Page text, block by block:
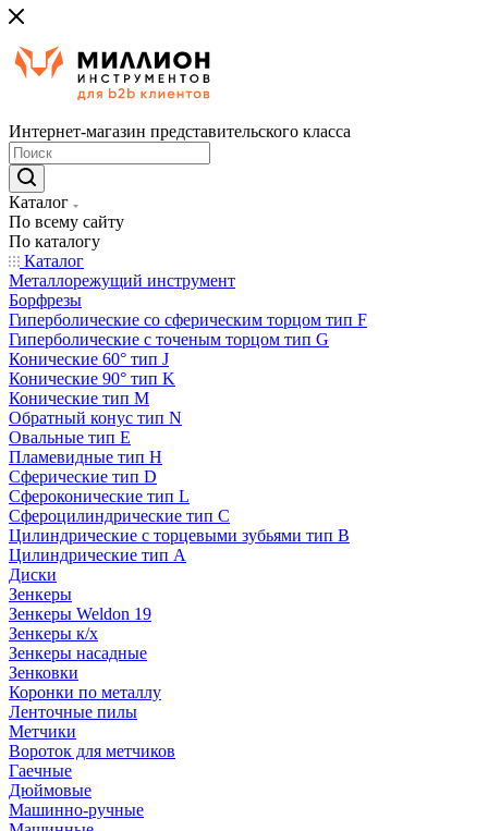
Интернет-магазин представительского класса
Каталог
По всему сайту
По каталогу
Каталог
Металлорежущий инструмент
Борфрезы
Гиперболические cо сферическим торцом тип F
Гиперболические с точеным торцом тип G
Конические 60° тип J
Конические 90° тип K
Конические тип M
Обратный конус тип N
Овальные тип E
Пламевидные тип H
Сферические тип D
Сфероконические тип L
Сфероцилиндрические тип C
Цилиндрические с торцевыми зубьями тип B
Цилиндрические тип А
Диски
Зенкеры
Зенкеры Weldon 19
Зенкеры к/х
Зенкеры насадные
Зенковки
Коронки по металлу
Ленточные пилы
Метчики
Вороток для метчиков
Гаечные
Дюймовые
Машинно-ручные